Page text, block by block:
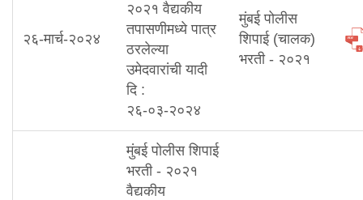
२६-मार्च-२०२४
२०२१ वैद्यकीय
तपासणीमध्ये पात्र
ठरलेल्या
उमेदवारांची यादी
दि :
२६-०३-२०२४
मुंबई पोलीस
शिपाई (चालक)
भरती - २०२१
मुंबई पोलीस शिपाई
भरती - २०२१
वैद्यकीय